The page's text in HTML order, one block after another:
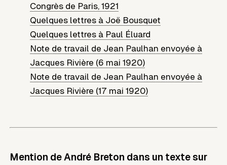
Congrès de Paris, 1921
Quelques lettres à Joë Bousquet
Quelques lettres à Paul Éluard
Note de travail de Jean Paulhan envoyée à
Jacques Rivière (6 mai 1920)
Note de travail de Jean Paulhan envoyée à
Jacques Rivière (17 mai 1920)
Mention de André Breton dans un texte sur